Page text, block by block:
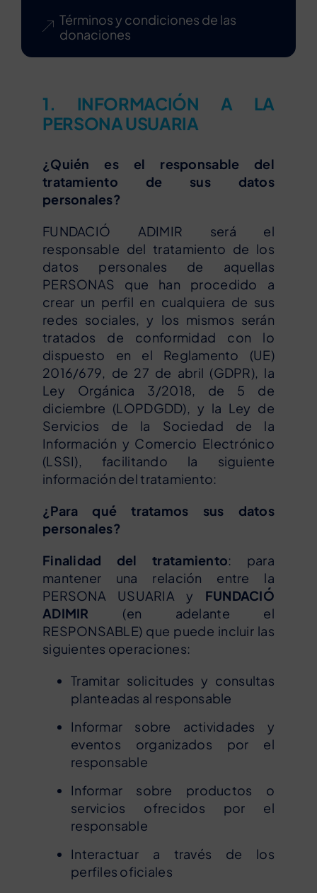
Términos y condiciones de las
donaciones
1. INFORMACIÓN A LA
PERSONA USUARIA
¿Quién es el responsable del
tratamiento de sus datos
personales?
FUNDACIÓ ADIMIR será el
responsable del tratamiento de los
datos personales de aquellas
PERSONAS que han procedido a
crear un perfil en cualquiera de sus
redes sociales, y los mismos serán
tratados de conformidad con lo
dispuesto en el Reglamento (UE)
2016/679, de 27 de abril (GDPR), la
Ley Orgánica 3/2018, de 5 de
diciembre (LOPDGDD), y la Ley de
Servicios de la Sociedad de la
Información y Comercio Electrónico
(LSSI), facilitando la siguiente
información del tratamiento:
¿Para qué tratamos sus datos
personales?
Finalidad del tratamiento: para
mantener una relación entre la
PERSONA USUARIA y FUNDACIÓ
ADIMIR (en adelante el
RESPONSABLE) que puede incluir las
siguientes operaciones:
Tramitar solicitudes y consultas
planteadas al responsable
Informar sobre actividades y
eventos organizados por el
responsable
Informar sobre productos o
servicios ofrecidos por el
responsable
Interactuar a través de los
perfiles oficiales